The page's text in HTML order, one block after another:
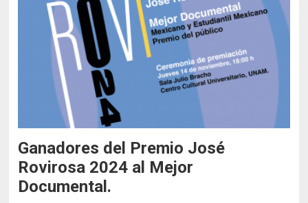
Ganadores del Premio José
Rovirosa 2024 al Mejor
Documental.